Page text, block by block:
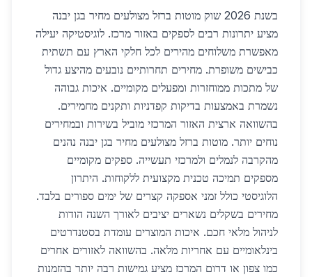
בשנת 2026 שוק מוטות ברזל מצולעים מחיר בגן יבנה
מציע יתרונות רבים לספקים באזור מרכז. לוגיסטיקה יעילה
מאפשרת משלוחים מהירים לכל חלקי הארץ עם תשתית
כבישים משופרת. מחירים תחרותיים נובעים מהיצע גדול
של מתכות ממוחזרות ומפעלים מקומיים. איכות גבוהה
נשמרת באמצעות בדיקות קפדניות ותקנים מחמירים.
בהשוואה ארצית האזור המרכזי מוביל בשירות ובמחירים
נוחים יותר. מוטות ברזל מצולעים מחיר בגן יבנה נהנים
מהקרבה לנמלים ולמרכזי תעשייה. ספקים מקומיים
מספקים תמיכה טכנית מקצועית ללקוחות. היתרון
הלוגיסטי כולל זמני אספקה קצרים של ימים ספורים בלבד.
מחירים בשקלים נשארים יציבים לאורך השנה הודות
לניהול מלאי חכם. איכות המוצרים עומדת בסטנדרטים
בינלאומיים עם אחריות מלאה. בהשוואה לאזורים אחרים
כמו צפון או דרום המרכז מציע גמישות רבה יותר בהזמנות